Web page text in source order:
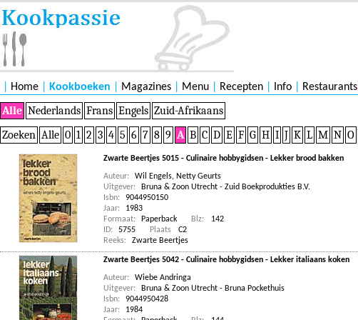
Home Kookboeken Magazines Menu Recepten Info Restaurants
Alle Nederlands Frans Engels Zuid-Afrikaans
Zoeken Alle 0 1 2 3 4 5 6 7 8 9 A B C D E F G H I J K L M N O
Zwarte Beertjes 5015 - Culinaire hobbygidsen - Lekker brood bakken
Auteur: Wil Engels, Netty Geurts
Uitgever:
Bruna & Zoon Utrecht - Zuid Boekprodukties B.V.
Isbn:
9044950150
Jaar:
1983
Formaat:
Paperback Blz:
142
ID:
5755 Plaats
C2
Reeks:
Zwarte Beertjes
Zwarte Beertjes 5042 - Culinaire hobbygidsen - Lekker italiaans koken
Auteur:
Wiebe Andringa
Uitgever:
Bruna & Zoon Utrecht - Bruna Pockethuis
Isbn:
9044950428
Jaar:
1984